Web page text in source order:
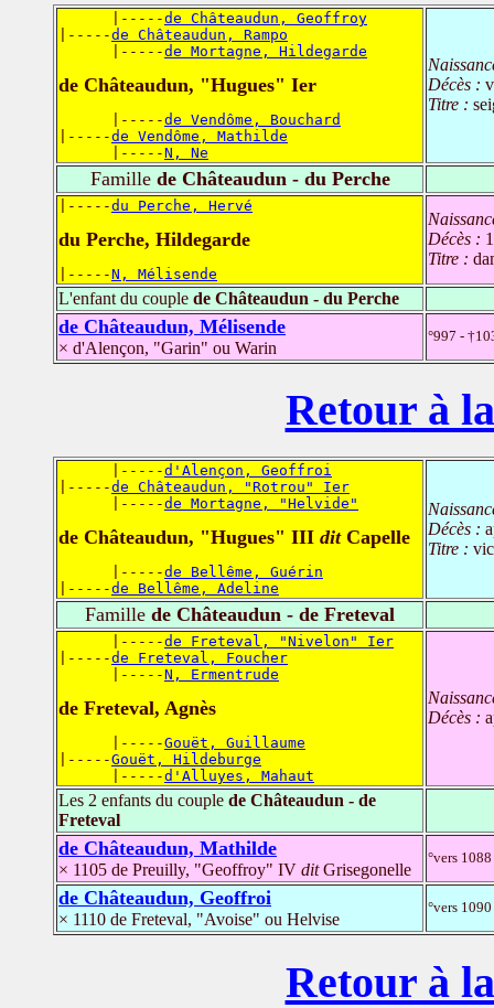
      |-----
de Châteaudun, Geoffroy
|-----de Châteaudun, Rampo
      |-----
de Mortagne, Hildegarde
de Châteaudun, "Hugues" Ier
      |-----
de Vendôme, Bouchard
|-----de Vendôme, Mathilde
      |-----
N, Ne
Décès :
Titre :
Famillede Châteaudun - du Perche
|-----du Perche, Hervé
du Perche, Hildegarde
|-----N, Mélisende
Décès :
Titre :
L'enfant du couple de Châteaudun - du Perche
de Châteaudun, Mélisende
× d'Alençon, "Garin" ou Warin
°997 -
Retour à
      |-----
d'Alençon, Geoffroi
|-----de Châteaudun, "Rotrou" Ier
      |-----
de Mortagne, "Helvide"
de Châteaudun, "Hugues" III ditCapelle
      |-----
de Bellême, Guérin
|-----de Bellême, Adeline
Décès :
Titre :
Famille de Châteaudun - de Freteval
      |-----
de Freteval, "Nivelon" Ier
|-----de Freteval, Foucher
      |-----
N, Ermentrude
de Freteval, Agnès
      |-----
Gouët, Guillaume
|-----Gouët, Hildeburge
      |-----
d'Alluyes, Mahaut
Décès :
Les 2 enfants du couple de Châteaudun - de
Freteval
de Châteaudun, Mathilde
× 1105 de Preuilly, "Geoffroy" IV ditGrisegonelle
°vers
de Châteaudun, Geoffroi
× 1110 de Freteval, "Avoise" ou Helvise
°vers
Retour à